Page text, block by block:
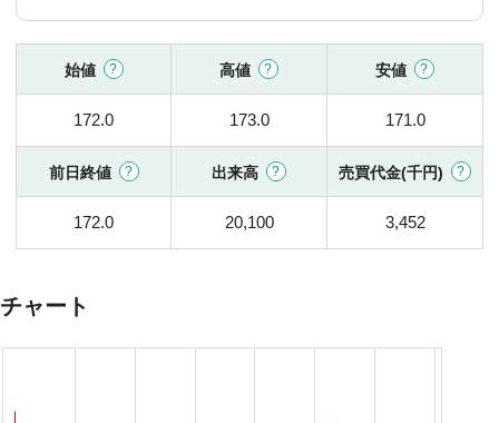
始値 高値 安値
172.0 173.0 171.0
前日終値 出来高 売買代金(千円)
172.0 20,100 3,452
チャート